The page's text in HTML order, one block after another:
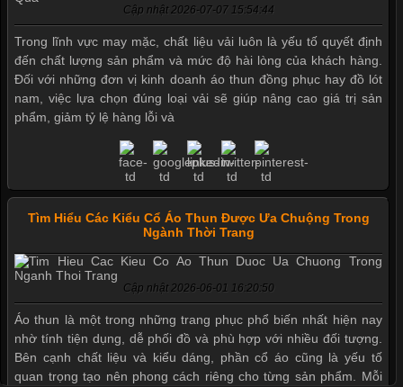
Cập nhật 2026-07-07 15:54:44
Trong lĩnh vực may mặc, chất liệu vải luôn là yếu tố quyết định
đến chất lượng sản phẩm và mức độ hài lòng của khách hàng.
Đối với những đơn vị kinh doanh áo thun đồng phục hay đồ lót
nam, việc lựa chọn đúng loại vải sẽ giúp nâng cao giá trị sản
phẩm, giảm tỷ lệ hàng lỗi và
Tìm Hiểu Các Kiểu Cổ Áo Thun Được Ưa Chuộng Trong
Ngành Thời Trang
Cập nhật 2026-06-01 16:20:50
Áo thun là một trong những trang phục phổ biến nhất hiện nay
nhờ tính tiện dụng, dễ phối đồ và phù hợp với nhiều đối tượng.
Bên cạnh chất liệu và kiểu dáng, phần cổ áo cũng là yếu tố
quan trọng tạo nên phong cách riêng cho từng sản phẩm. Mỗi